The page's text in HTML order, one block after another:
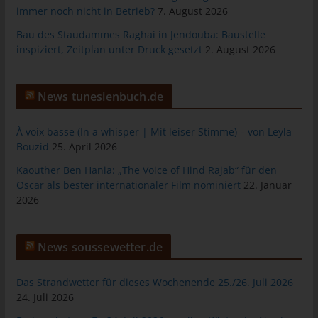
immer noch nicht in Betrieb? 7. August 2026
Bau des Staudammes Raghai in Jendouba: Baustelle
inspiziert, Zeitplan unter Druck gesetzt 2. August 2026
News tunesienbuch.de
À voix basse (In a whisper | Mit leiser Stimme) – von Leyla
Bouzid 25. April 2026
Kaouther Ben Hania: „The Voice of Hind Rajab“ für den
Oscar als bester internationaler Film nominiert 22. Januar
2026
News soussewetter.de
Das Strandwetter für dieses Wochenende 25./26. Juli 2026
24. Juli 2026
Verarbeitung Verantwortlichen erforderlich. Eine Weitergabe
dieser Daten an Dritte erfolgt grundsätzlich nicht, sofern keine
gesetzliche Pflicht zur Weitergabe besteht oder die Weitergabe
der Strafverfolgung dient.
Angabe personenbezogener Daten dient dem für die
Verarbeitung Verantwortlichen dazu, der betroffenen Person
Sache nur registrierten Benutzern angeboten werden können.
Registrierten Personen steht die Möglichkeit frei, die bei der
Registrierung angegebenen personenbezogenen Daten
jederzeit abzuändern oder vollständig aus dem Datenbestand
des für die Verarbeitung Verantwortlichen löschen zu lassen.
Person jederzeit auf Anfrage Auskunft darüber, welche
personenbezogenen Daten über die betroffene Person
Verarbeitung Verantwortliche personenbezogene Daten auf
Wunsch oder Hinweis der betroffenen Person, soweit dem keine
gesetzlichen Aufbewahrungspflichten entgegenstehen. Die